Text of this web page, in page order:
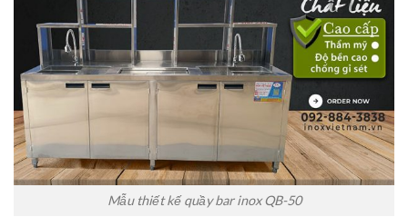
Mẫu thiết kế quầy bar inox QB-50